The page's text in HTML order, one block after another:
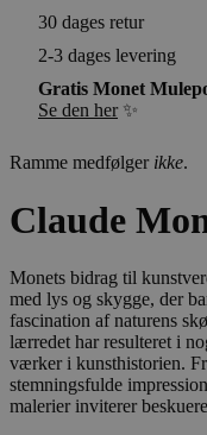
30 dages retur
2-3 dages levering
Gratis Monet
Se den her✨
Ramme medfølger ikke.
Claude
Monets bidrag til
med lys og skygge, der
fascination af naturens
lærredet har resulteret i
værker i kunsthistorien.
stemningsfulde
malerier inviterer